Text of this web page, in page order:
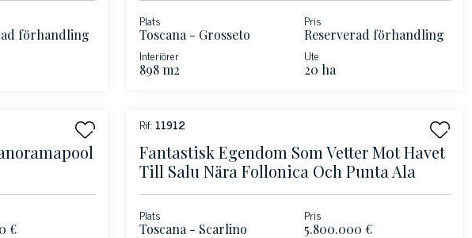
förhandling
Plats
Toscana - Grosseto
Pris
Reserverad förhandling
Interiörer
898 m2
Ute
20 ha
€
Rif: 11912
Fantastisk Egendom Som Vetter Mot Havet
Till Salu Nära Follonica Och Punta Ala
Plats
Toscana - Scarlino
Pris
5.800.000 €